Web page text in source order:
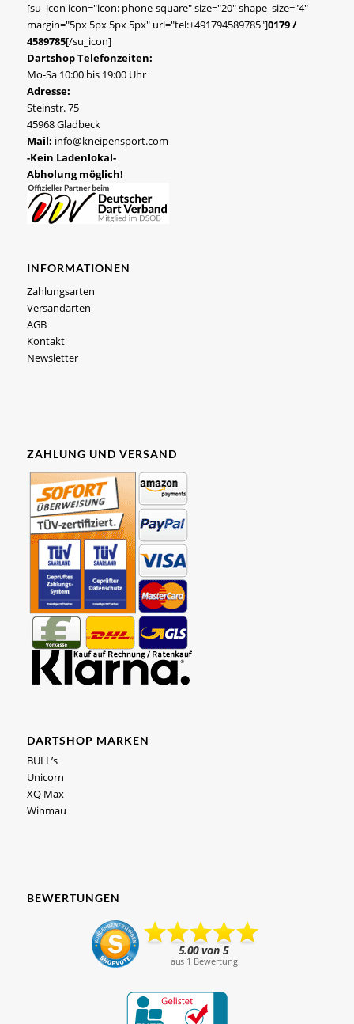
[su_icon icon="icon: phone-square" size="20" shape_size="4"
margin="5px 5px 5px 5px" url="tel:+491794589785"]0179 /
4589785[/su_icon]
Dartshop Telefonzeiten:
Mo-Sa 10:00 bis 19:00 Uhr
Adresse:
Steinstr. 75
45968 Gladbeck
Mail: info@kneipensport.com
-Kein Ladenlokal-
Abholung möglich!
INFORMATIONEN
Zahlungsarten
Versandarten
AGB
Kontakt
Newsletter
ZAHLUNG UND VERSAND
DARTSHOP MARKEN
BULL’s
Unicorn
XQ Max
Winmau
BEWERTUNGEN